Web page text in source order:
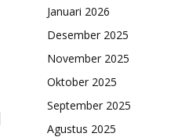
Januari 2026
Desember 2025
November 2025
Oktober 2025
September 2025
Agustus 2025